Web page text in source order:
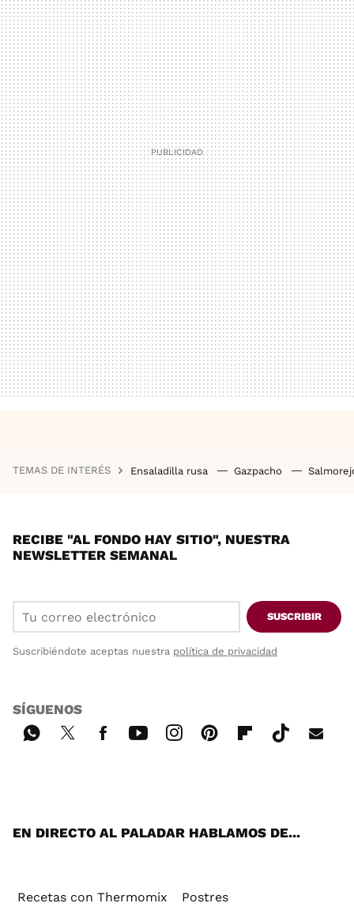
TEMAS DE INTERÉS Ensaladilla rusa Gazpacho
RECIBE "AL FONDO HAY SITIO", NUESTRA
NEWSLETTER SEMANAL
SUSCRIBIR
Suscribiéndote aceptas nuestra política de privacidad
SÍGUENOS
EN DIRECTO AL PALADAR HABLAMOS DE...
Recetas con Thermomix Postres